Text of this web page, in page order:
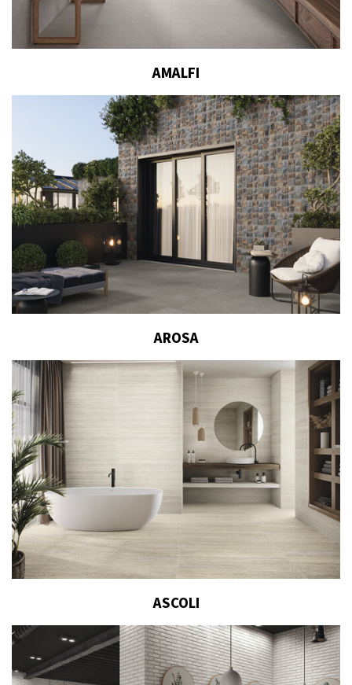
AMALFI
AROSA
ASCOLI